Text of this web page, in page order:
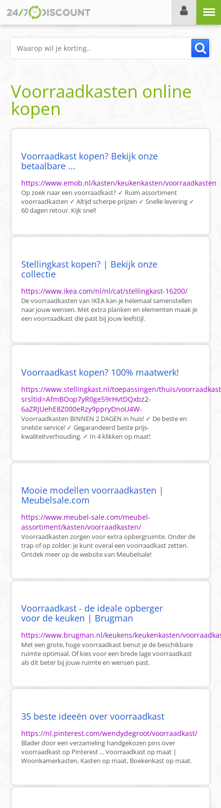
Voorraadkasten online
kopen
Voorraadkast kopen? Bekijk onze
betaalbare ...
https://www.emob.nl/kasten/keukenkasten/voorraadkasten
Op zoek naar een voorraadkast? ✓ Ruim assortiment
voorraadkasten ✓ Altijd scherpe prijzen ✓ Snelle levering ✓
60 dagen retour. Kijk snel!
Stellingkast kopen? | Bekijk onze
collectie
https://www.ikea.com/nl/nl/cat/stellingkast-16200/
De voorraadkasten van IKEA kan je helemaal samenstellen
naar jouw wensen. Met extra planken en elementen maak je
een voorraadkast die past bij jouw leefstijl.
Voorraadkast kopen? 100% maatwerk!
https://www.stellingkast.nl/toepassingen/thuis/
srsltid=AfmBOop7yR0ge59rHvtDQxbz2-
6aZRJUehE8Z000eRzy9ppryDnoU4W-
Voorraadkasten BINNEN 2 DAGEN in huis! ✓ De beste en
snelste service! ✓ Gegarandeerd beste prijs-
kwaliteitverhouding. ✓ In 4 klikken op maat!
Mooie modellen voorraadkasten |
Meubelsale.com
https://www.meubel-sale.com/meubel-
assortiment/kasten/voorraadkasten/
Voorraadkasten zorgen voor extra opbergruimte. Onder de
trap of op zolder: je kunt overal een voorraadkast zetten.
Ontdek meer op de website van Meubelsale!
Voorraadkast - de ideale opberger
voor de keuken | Brugman
https://www.brugman.nl/keukens/keukenkasten/
Met een grote, hoge voorraadkast benut je de beschikbare
ruimte optimaal. Of kies voor een brede lage voorraadkast
als dit beter bij jouw ruimte en wensen past.
35 beste ideeën over voorraadkast
https://nl.pinterest.com/wendydegroot/voorraadkast/
Blader door een verzameling handgekozen pins over
voorraadkast op Pinterest ... Voorraadkast op maat |
Woonkamerkasten, Kasten op maat, Boekenkast op maat.